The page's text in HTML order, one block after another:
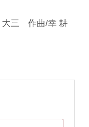
大三 作曲/幸 耕